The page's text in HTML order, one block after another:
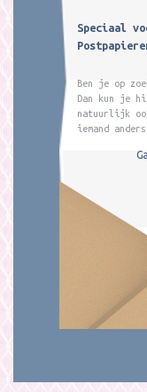
Speciaal
Ben je op
Dan kun je
natuurlijk
iemand